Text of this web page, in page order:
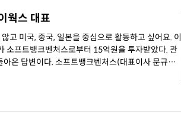
웍스 대표
고 미국, 중국, 일본을 중심으로 활동하고 싶어요. 이
스(대표이사 문규학)